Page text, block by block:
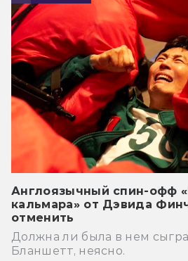
Англоязычный спин-офф
кальмара» от Дэвида
отменить
Должна ли была в нем
Бланшетт, неясно.